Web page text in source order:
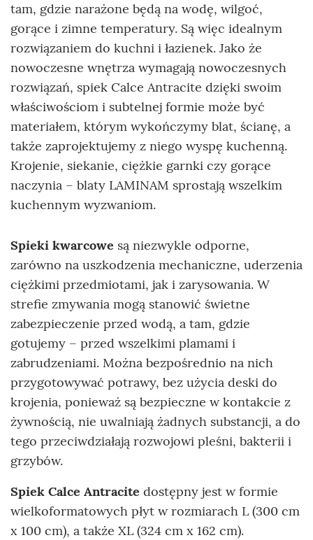
tam, gdzie narażone będą na wodę, wilgoć,
gorące i zimne temperatury. Są więc idealnym
rozwiązaniem do kuchni i łazienek. Jako że
nowoczesne wnętrza wymagają nowoczesnych
rozwiązań, spiek Calce Antracite dzięki swoim
właściwościom i subtelnej formie może być
materiałem, którym wykończymy blat, ścianę, a
także zaprojektujemy z niego wyspę kuchenną.
Krojenie, siekanie, ciężkie garnki czy gorące
naczynia – blaty LAMINAM sprostają wszelkim
kuchennym wyzwaniom.
Spieki kwarcowe są niezwykle odporne,
zarówno na uszkodzenia mechaniczne, uderzenia
ciężkimi przedmiotami, jak i zarysowania. W
strefie zmywania mogą stanowić świetne
zabezpieczenie przed wodą, a tam, gdzie
gotujemy – przed wszelkimi plamami i
zabrudzeniami. Można bezpośrednio na nich
przygotowywać potrawy, bez użycia deski do
krojenia, ponieważ są bezpieczne w kontakcie z
żywnością, nie uwalniają żadnych substancji, a do
tego przeciwdziałają rozwojowi pleśni, bakterii i
grzybów.
Spiek Calce Antracite dostępny jest w formie
wielkoformatowych płyt w rozmiarach L (300 cm
x 100 cm), a także XL (324 cm x 162 cm).